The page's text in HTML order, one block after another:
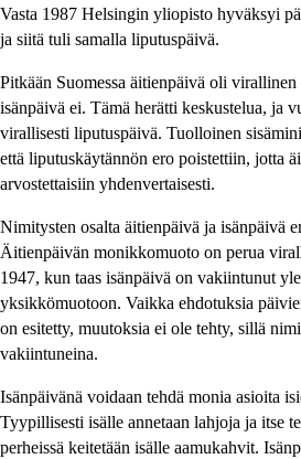
Vasta 1987 Helsingin yliopisto hyväksyi
ja siitä tuli samalla liputuspäivä.
Pitkään Suomessa äitienpäivä oli
isänpäivä ei. Tämä herätti keskustelua, ja
virallisesti liputuspäivä. Tuolloinen
että liputuskäytännön ero poistettiin, jotta
arvostettaisiin yhdenvertaisesti.
Nimitysten osalta äitienpäivä ja isänpäivä
Äitienpäivän monikkomuoto on perua
1947, kun taas isänpäivä on vakiintunut
yksikkömuotoon. Vaikka ehdotuksia
on esitetty, muutoksia ei ole tehty, sillä
vakiintuneina.
Isänpäivänä voidaan tehdä monia asioita
Tyypillisesti isälle annetaan lahjoja ja itse
perheissä keitetään isälle aamukahvit.